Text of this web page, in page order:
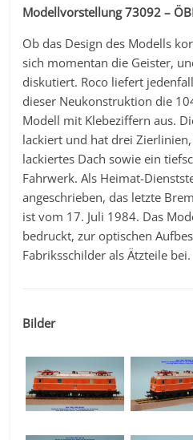
Modellvorstellung 73092 –
Ob das Design des Modells
sich momentan die Geister,
diskutiert. Roco liefert
dieser Neukonstruktion die
Modell mit Klebeziffern aus.
lackiert und hat drei
lackiertes Dach sowie ein
Fahrwerk. Als Heimat-
angeschrieben, das letzte
ist vom 17. Juli 1984. Das
bedruckt, zur optischen
Fabriksschilder als Ätzteile bei.
Bilder